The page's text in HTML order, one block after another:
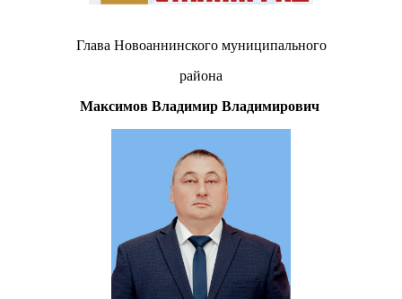
Глава Новоаннинского муниципального
района
Максимов Владимир Владимирович